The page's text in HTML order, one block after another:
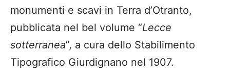
monumenti e scavi in Terra d’Otranto,
pubblicata nel bel volume “Lecce
sotterranea”, a cura dello Stabilimento
Tipografico Giurdignano nel 1907.